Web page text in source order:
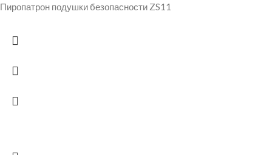
Пиропатрон подушки безопасности ZS11